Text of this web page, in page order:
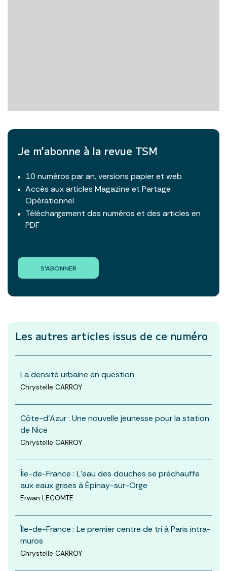
Je m’abonne à la revue TSM
10 numéros par an, versions papier et web
Accès aux articles Magazine et Partage
Opérationnel
Téléchargement des numéros et des articles en
PDF
S'ABONNER
Les autres articles issus de ce numéro
La densité urbaine en question
Chrystelle CARROY
Côte-d'Azur : Une nouvelle jeunesse pour la station
de Nice
Chrystelle CARROY
Île-de-France : L'eau des douches se préchauffe
aux eaux grises à Épinay-sur-Orge
Erwan LECOMTE
Île-de-France : Le premier centre de tri à Paris intra-
muros
Chrystelle CARROY